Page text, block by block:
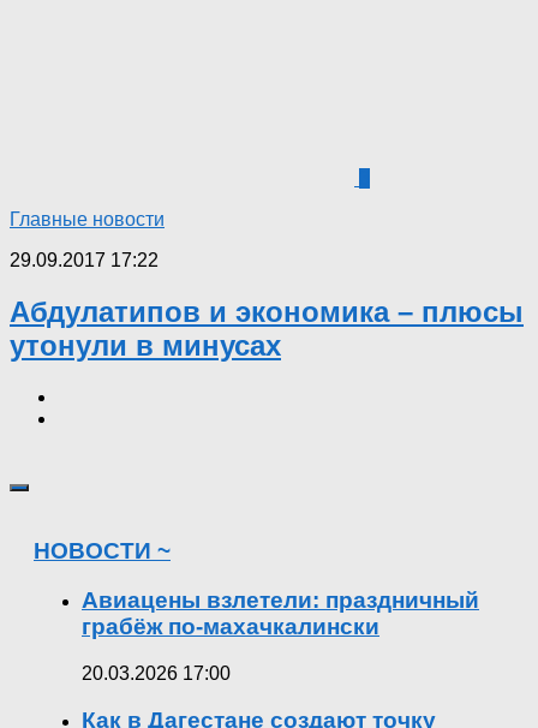
Главные новости
29.09.2017 17:22
Абдулатипов и экономика – плюсы
утонули в минусах
НОВОСТИ ~
Авиацены взлетели: праздничный
грабёж по-махачкалински
20.03.2026 17:00
Как в Дагестане создают точку